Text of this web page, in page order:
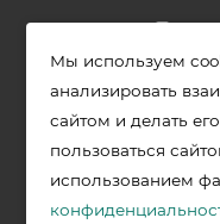
2026 © Меркурий -
Мы используем
анализировать
сайтом и делать
пользоваться
использованием